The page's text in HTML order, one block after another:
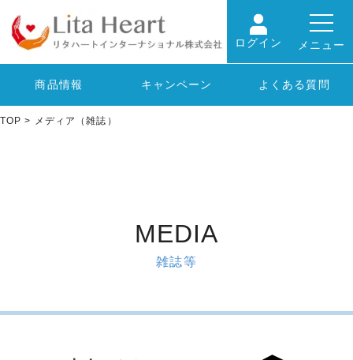
ログイン メニュー
商品情報 キャンペーン よくある質問
TOP > メディア（雑誌）
MEDIA
雑誌等